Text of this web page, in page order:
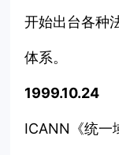
开始出台各种
体系。
1999.10.24
ICANN《统一